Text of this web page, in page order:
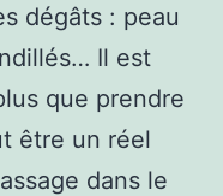
dégâts : peau
Il est
que prendre
être un réel
dans le